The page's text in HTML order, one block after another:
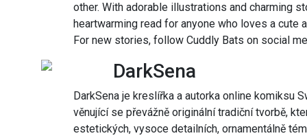
other. With adorable illustrations and charming
heartwarming read for anyone who loves a cute
For new stories, follow Cuddly Bats on social
DarkSena
DarkSena je kreslířka a autorka online komiksu
věnující se převážně originální tradiční tvorbě,
estetických, vysoce detailních, ornamentálně